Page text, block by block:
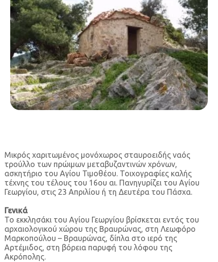
Μικρός χαριτωμένος μονόχωρος σταυροειδής ναός
τρούλλο των πρώιμων μεταβυζαντινών χρόνων,
ασκητήριο του Αγίου Τιμοθέου. Τοιχογραφίες καλής
τέχνης του τέλους του 16ου αι. Πανηγυρίζει του Αγίου
Γεωργίου, στις 23 Απριλίου ή τη Δευτέρα του Πάσχα.
Γενικά
Το εκκλησάκι του Αγίου Γεωργίου βρίσκεται εντός του
αρχαιολογικού χώρου της Βραυρώνας, στη Λεωφόρο
Μαρκοπούλου – Βραυρώνας, δίπλα στο ιερό της
Αρτέμιδος, στη βόρεια παρυφή του λόφου της
Ακρόπολης.